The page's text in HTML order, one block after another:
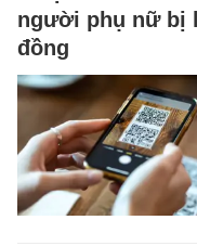
người phụ nữ bị
đồng